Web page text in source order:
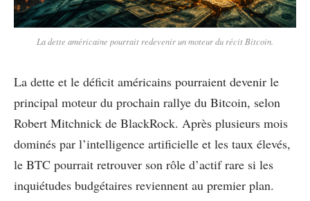
La dette américaine pourrait redevenir un moteur du récit Bitcoin.
La dette et le déficit américains pourraient devenir le
principal moteur du prochain rallye du Bitcoin, selon
Robert Mitchnick de BlackRock. Après plusieurs mois
dominés par l’intelligence artificielle et les taux élevés,
le BTC pourrait retrouver son rôle d’actif rare si les
inquiétudes budgétaires reviennent au premier plan.